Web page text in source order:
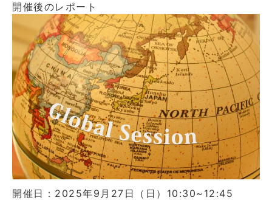
開催後のレポート
開催日：2025年9月27日（日）10:30~12:45